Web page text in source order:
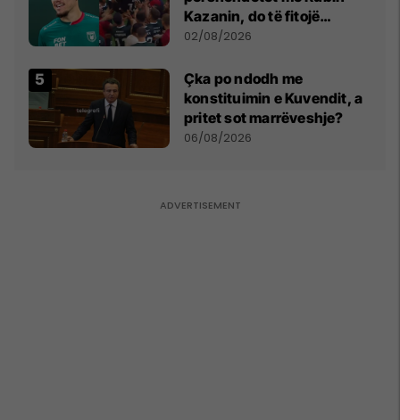
Kazanin, do të fitojë
miliona te Spartak Moska
02/08/2026
Çka po ndodh me
konstituimin e Kuvendit, a
pritet sot marrëveshje?
06/08/2026